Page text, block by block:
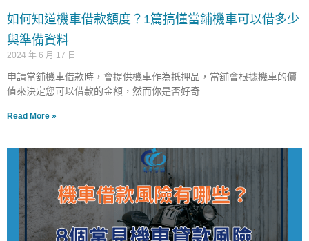
如何知道機車借款額度？1篇搞懂當鋪機車可以借多少
與準備資料
2024 年 6 月 17 日
申請當舖機車借款時，會提供機車作為抵押品，當舖會根據機車的價
值來決定您可以借款的金額，然而你是否好奇
Read More »